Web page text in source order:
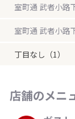
室町通 武者小路
室町通 武者小路
丁目なし（1）
店舗のメニ